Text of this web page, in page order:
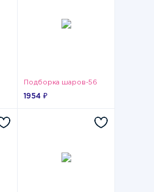
Подборка шаров-56
1954 ₽